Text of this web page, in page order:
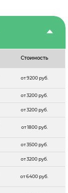
Стоимость
от 9200 руб.
от 3200 руб.
от 3200 руб.
от 1800 руб.
от 3500 руб.
от 3200 руб.
от 6400 руб.